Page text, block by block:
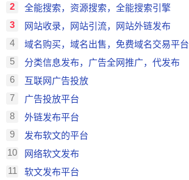
2 全能搜索，资源搜索，全能搜索引擎
3 网站收录，网站引流，网站外链发布
4 域名购买，域名出售，免费域名交易平台
5 分类信息发布，广告全网推广，代发布
6 互联网广告投放
7 广告投放平台
8 外链发布平台
9 发布软文的平台
10 网络软文发布
11 软文发布平台